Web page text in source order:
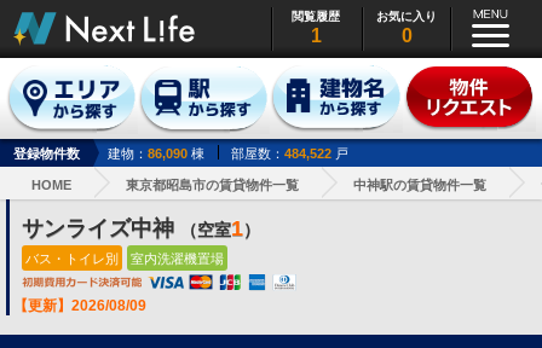
閲覧履歴
1
お気に入り
0
登録物件数 建物： 86,090 棟 部屋数： 484,522 戸
HOME 東京都昭島市の賃貸物件一覧 中神駅の賃貸物件一覧
サンライズ中神 （空室1）
バス・トイレ別 室内洗濯機置場
【更新】2026/08/09